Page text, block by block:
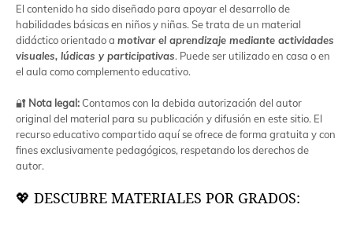
El contenido ha sido diseñado para apoyar el desarrollo de
habilidades básicas en niños y niñas. Se trata de un material
didáctico orientado a motivar el aprendizaje mediante actividades
visuales, lúdicas y participativas. Puede ser utilizado en casa o en
el aula como complemento educativo.
🔐 Nota legal:Contamos con la debida autorización del autor
original del material para su publicación y difusión en este sitio. El
recurso educativo compartido aquí se ofrece de forma gratuita y con
fines exclusivamente pedagógicos, respetando los derechos de
autor.
💖 DESCUBRE MATERIALES POR GRADOS: